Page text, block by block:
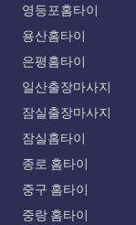
영등포홈타이
용산홈타이
은평홈타이
일산출장마사지
잠실출장마사지
잠실홈타이
종로 홈타이
중구 홈타이
중랑 홈타이